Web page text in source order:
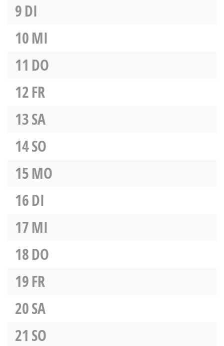
9DI
10MI
11 DO
12FR
13SA
14SO
15MO
16DI
17MI
18DO
19FR
20SA
21 SO